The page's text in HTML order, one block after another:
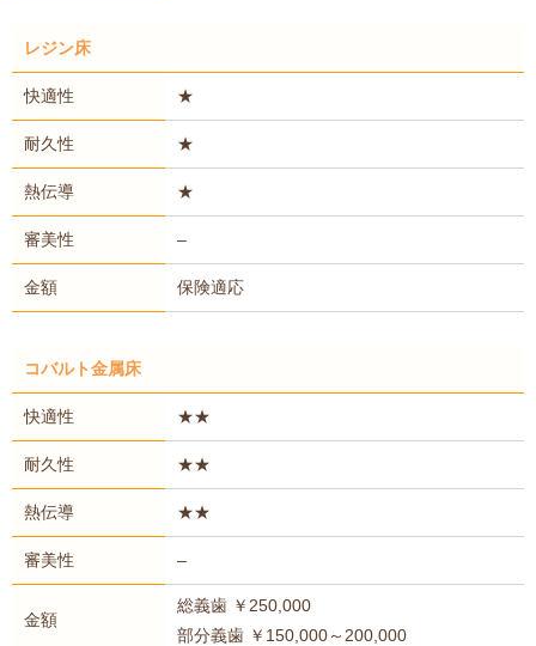
レジン床
快適性 ★
耐久性 ★
熱伝導 ★
審美性 –
金額 保険適応
コバルト金属床
快適性 ★★
耐久性 ★★
熱伝導 ★★
審美性 –
金額
総義歯 ￥250,000
部分義歯 ￥150,000～200,000